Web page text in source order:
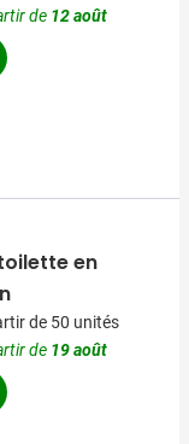
de 12 août
en
de 50 unités
de 19 août